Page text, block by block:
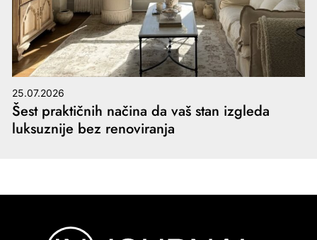
25.07.2026
Šest praktičnih načina da vaš stan izgleda
luksuznije bez renoviranja